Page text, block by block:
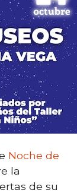
Noche de
la
de su